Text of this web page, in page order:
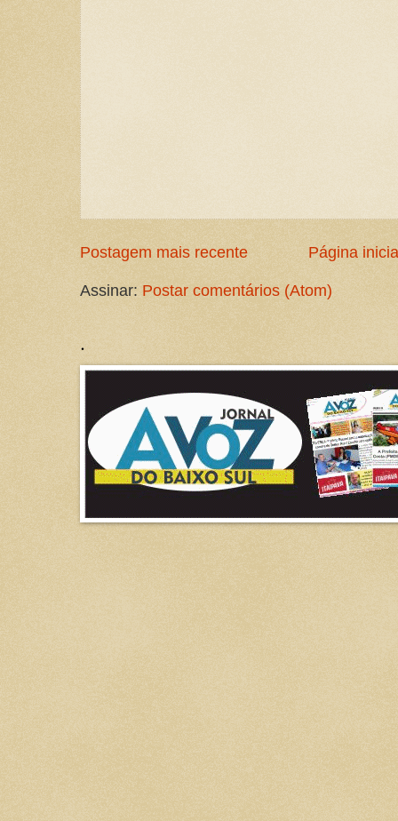
Postagem mais recente Página
Assinar: Postar comentários (Atom)
.